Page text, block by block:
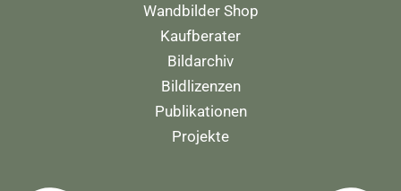
Wandbilder Shop
Kaufberater
Bildarchiv
Bildlizenzen
Publikationen
Projekte